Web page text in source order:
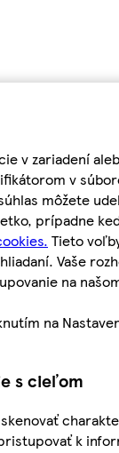
v zariadení
v
môžete
prípadne
Tieto
Vaše
na
na
s cieľom
k